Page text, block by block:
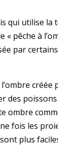
qui utilise la
« pêche à
par
créée
des poissons
ombre
fois les
sont plus